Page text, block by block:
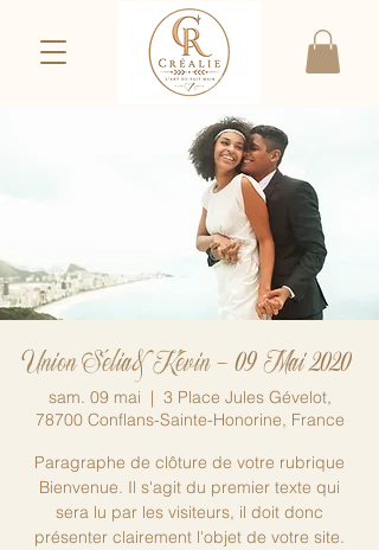
Union Sélia&Kévin - 09 Mai 2020
sam. 09 mai
  |
3 Place Jules Gévelot,
78700 Conflans-Sainte-Honorine, France
Paragraphe de clôture de votre rubrique
Bienvenue. Il s'agit du premier texte qui
sera lu par les visiteurs, il doit donc
présenter clairement l'objet de votre site.